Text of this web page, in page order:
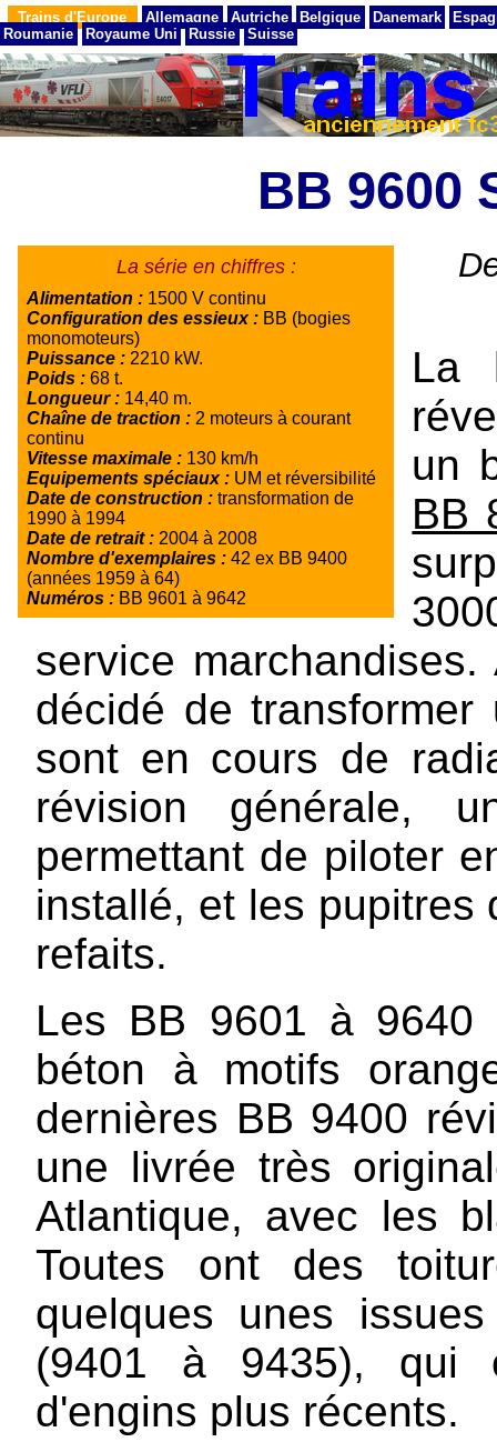
Trains d'Europe Allemagne Autriche Belgique Danemark
Roumanie
Royaume Uni Russie Suisse
BB 9600
La série en chiffres :
Alimentation : 1500 V continu
Configuration des essieux : BB (bogies
monomoteurs)
Puissance : 2210 kW.
Poids : 68 t.
Longueur : 14,40 m.
Chaîne de traction : 2 moteurs à courant
continu
Vitesse maximale : 130 km/h
Equipements spéciaux : UM et réversibilité
Date de construction : transformation de
1990 à 1994
Date de retrait : 2004 à 2008
Nombre d'exemplaires : 42 ex BB 9400
(années 1959 à 64)
Numéros : BB 9601 à 9642
La
un
BB
service
décidé de
sont en cours de
révision générale,
permettant de piloter
installé, et les pupitres
refaits.
Les BB 9601 à 9640
béton à motifs
dernières BB 9400
une livrée très
Atlantique, avec les
Toutes ont des
quelques unes
(9401 à 9435), qui
d'engins plus récents.